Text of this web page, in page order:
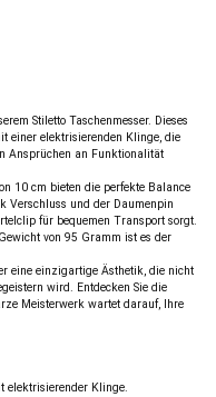
Stiletto Taschenmesser. Dieses
einer elektrisierenden Klinge, die
Ansprüchen an Funktionalität
10 cm bieten die perfekte Balance
Verschluss und der Daumenpin
für bequemen Transport sorgt.
von 95 Gramm ist es der
eine einzigartige Ästhetik, die nicht
wird. Entdecken Sie die
Meisterwerk wartet darauf, Ihre
elektrisierender Klinge.